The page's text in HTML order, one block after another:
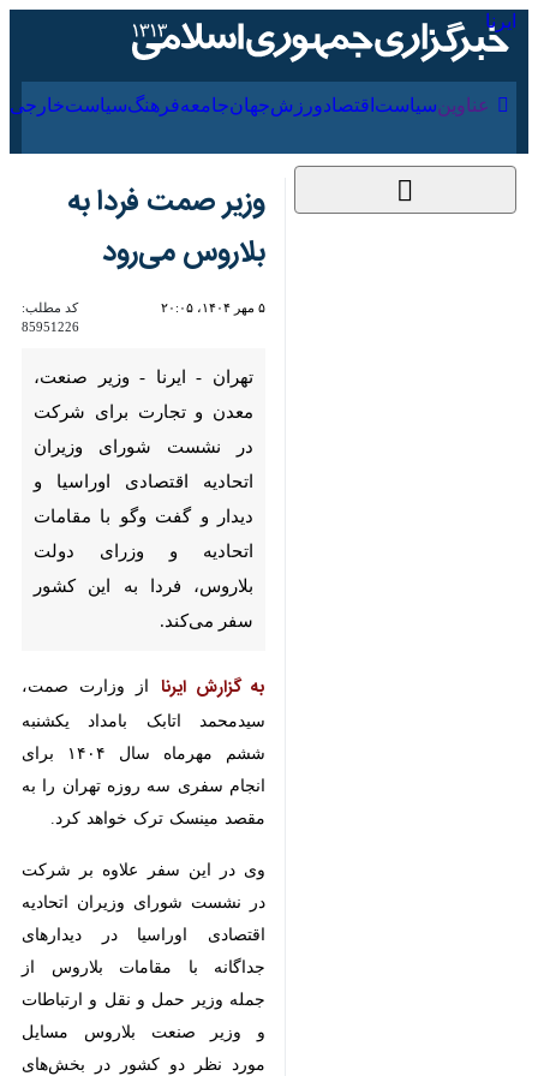
عناوین‌ سیاست اقتصاد ورزش جهان جامعه فرهنگ
وزیر صمت فردا به
بلاروس می‌رود
کد مطلب:
85951226
تهران - ایرنا - وزیر صنعت، معدن
و تجارت برای شرکت در نشست
شورای وزیران اتحادیه اقتصادی
مقامات اتحادیه و وزرای دولت
بلاروس، فردا به این کشور سفر
می‌کند.
به گزارش ایرنااز وزارت صمت،
مهرماه سال ۱۴۰۴ برای انجام سفری
سه روزه تهران را به مقصد مینسک
ترک خواهد کرد.
وی در این سفر علاوه بر شرکت در
نشست شورای وزیران اتحادیه
اقتصادی اوراسیا در دیدارهای جداگانه